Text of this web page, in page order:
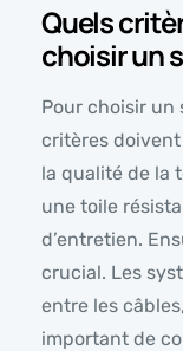
Quels
choisir un
Pour choisir un
critères doivent
la qualité de la
une toile
d’entretien.
crucial. Les
entre les
important de